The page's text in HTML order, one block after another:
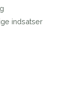
indsatser